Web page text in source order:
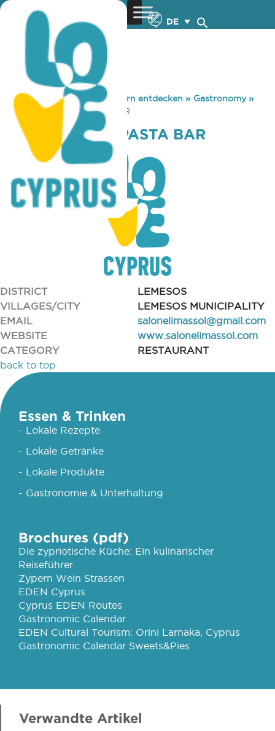
DE
You are here: Home »Zypern entdecken » Gastronomy»
SALONE PIZZA PASTA BAR
SALONE PIZZA PASTA BAR
DISTRICT
LEMESOS
VILLAGES/CITY
LEMESOS MUNICIPALITY
EMAIL
salonelimassol@gmail.com
WEBSITE
www.salonelimassol.com
CATEGORY
RESTAURANT
back to top
Essen & Trinken
- Lokale Rezepte
- Lokale Getränke
- Lokale Produkte
- Gastronomie & Unterhaltung
Brochures (pdf)
Die zypriotische Küche: Ein kulinarischer
Reiseführer
Zypern Wein Strassen
EDEN Cyprus
Cyprus EDEN Routes
Gastronomic Calendar
EDEN Cultural Tourism: Orini Larnaka, Cyprus
Gastronomic Calendar Sweets&Pies
Verwandte Artikel